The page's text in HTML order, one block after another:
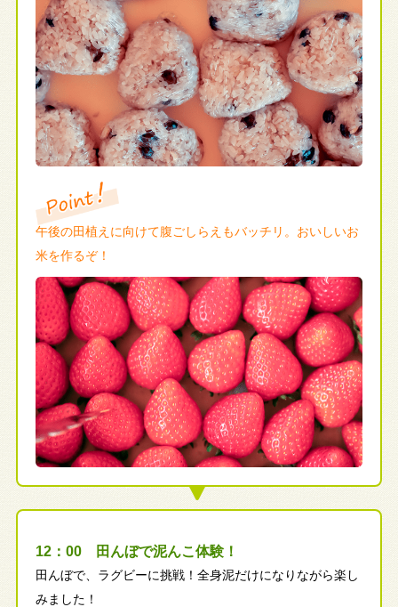
午後の田植えに向けて腹ごしらえもバッチリ。おいしいお
米を作るぞ！
12：00 田んぼで泥んこ体験！
田んぼで、ラグビーに挑戦！全身泥だけになりながら楽し
みました！